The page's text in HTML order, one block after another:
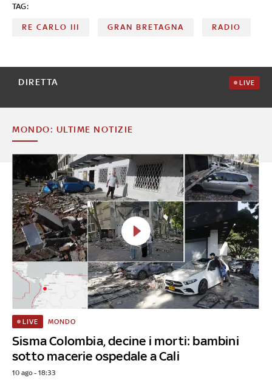
TAG:
RE CARLO III GRAN BRETAGNA RADIO
DIRETTA LIVE
MONDO: ULTIME NOTIZIE
Sisma Colombia, decine i morti: bambini
sotto macerie ospedale a Cali
LIVE MONDO
10 ago - 18:33